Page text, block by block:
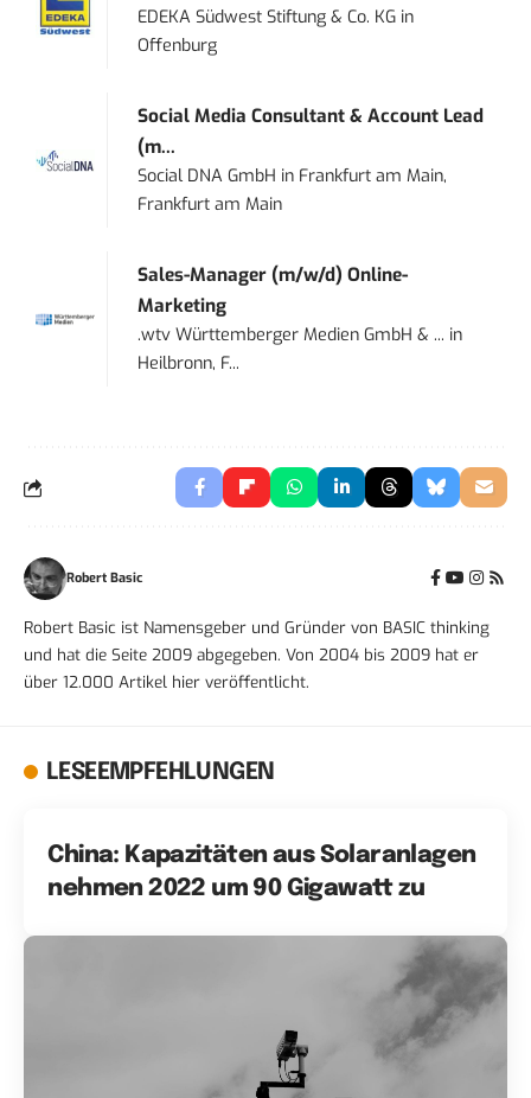
EDEKA Südwest Stiftung & Co. KG in
Offenburg
Social Media Consultant & Account Lead
(m...
Social DNA GmbH in Frankfurt am Main,
Frankfurt am Main
Sales-Manager (m/w/d) Online-
Marketing
.wtv Württemberger Medien GmbH & ... in
Heilbronn, F...
Robert Basic
Robert Basic ist Namensgeber und Gründer von BASIC thinking
und hat die Seite 2009 abgegeben. Von 2004 bis 2009 hat er
über 12.000 Artikel hier veröffentlicht.
LESEEMPFEHLUNGEN
China: Kapazitäten aus Solaranlagen
nehmen 2022 um 90 Gigawatt zu